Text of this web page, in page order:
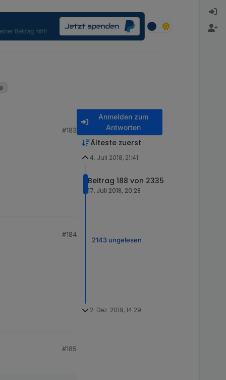
#183
#184
#185
Anmelden zum
Antworten
Älteste zuerst
4. Juli 2018, 21:41
Beitrag 188 von 2335
17. Juli 2018, 20:28
2143 ungelesen
2. Dez. 2019, 14:29